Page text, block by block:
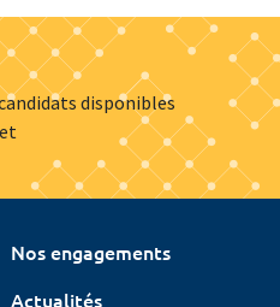
disponibles
Nos engagements
Actualités